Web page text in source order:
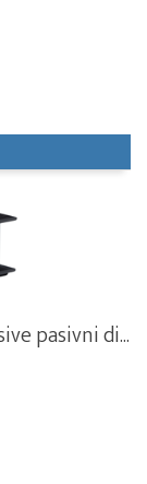
pasivni di...